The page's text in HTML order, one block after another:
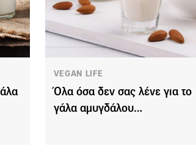
VEGAN LIFE
Όλα όσα δεν σας λένε για το
γάλα αμυγδάλου…